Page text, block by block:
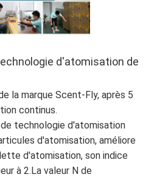
d'atomisation de
la marque Scent-Fly, après 5
continus.
technologie d'atomisation
d'atomisation, améliore
d'atomisation, son indice
à 2.La valeur N de